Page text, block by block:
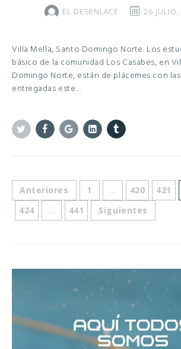
EL DESENLACE 26
Villa Mella, Santo Domingo Norte. Los
básico de la comunidad Los Casabes, en
Domingo Norte, están de plácemes con
entregadas este…
Anteriores 1 … 420 421
424
… 441 Siguientes